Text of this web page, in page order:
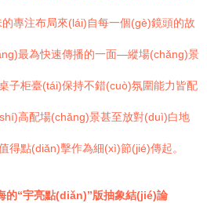
專注布局來(lái)自每一個(gè)鏡頭的故
最為快速傳播的一面—縱場(chǎng)景
子柜臺(tái)保持不錯(cuò)氛圍能力皆配
高配場(chǎng)景甚至放對(duì)白地
得點(diǎn)擊作為細(xì)節(jié)傳起。
的“宇亮點(diǎn)”版抽象結(jié)論